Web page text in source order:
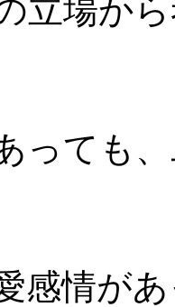
立場か
っても
感情が